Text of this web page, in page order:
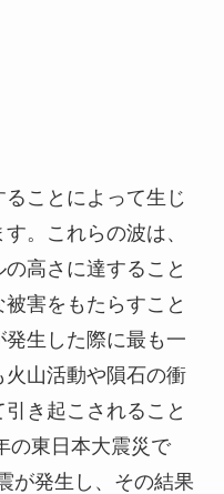
ことによって生じ
。これらの波は、
高さに達すること
害をもたらすこと
生した際に最も一
山活動や隕石の衝
き起こされること
の東日本大震災で
が発生し、その結果